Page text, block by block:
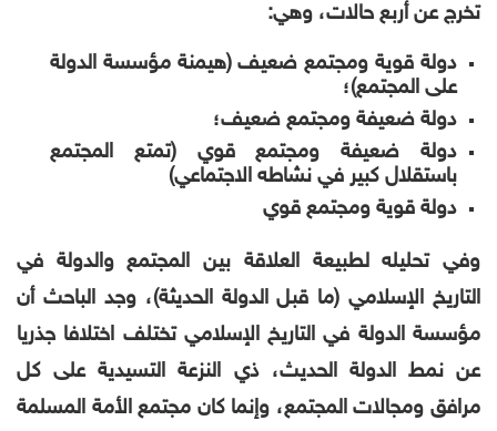
تخرج عن أربع حالات، وهي:
دولة قوية ومجتمع ضعيف (هيمنة مؤسسة الدولة
على المجتمع)؛
دولة ضعيفة ومجتمع ضعيف؛
دولة ضعيفة ومجتمع قوي (تمتع المجتمع
باستقلال كبير في نشاطه الاجتماعي)
دولة قوية ومجتمع قوي
وفي تحليله لطبيعة العلاقة بين المجتمع والدولة في
التاريخ الإسلامي (ما قبل الدولة الحديثة)، وجد الباحث أن
مؤسسة الدولة في التاريخ الإسلامي تختلف اختلافا جذريا
عن نمط الدولة الحديث، ذي النزعة التسيدية على كل
مرافق ومجالات المجتمع، وإنما كان مجتمع الأمة المسلمة